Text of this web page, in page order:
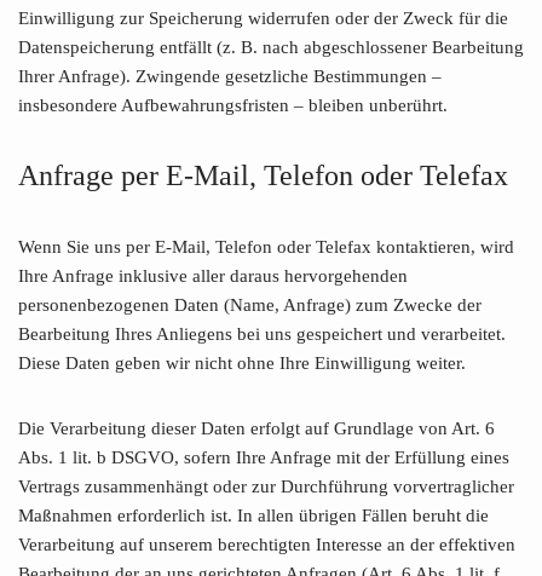
Einwilligung zur Speicherung widerrufen oder der Zweck für die
Datenspeicherung entfällt (z. B. nach abgeschlossener Bearbeitung
Ihrer Anfrage). Zwingende gesetzliche Bestimmungen –
insbesondere Aufbewahrungsfristen – bleiben unberührt.
Anfrage per E-Mail, Telefon oder Telefax
Wenn Sie uns per E-Mail, Telefon oder Telefax kontaktieren, wird
Ihre Anfrage inklusive aller daraus hervorgehenden
personenbezogenen Daten (Name, Anfrage) zum Zwecke der
Bearbeitung Ihres Anliegens bei uns gespeichert und verarbeitet.
Diese Daten geben wir nicht ohne Ihre Einwilligung weiter.
Die Verarbeitung dieser Daten erfolgt auf Grundlage von Art. 6
Abs. 1 lit. b DSGVO, sofern Ihre Anfrage mit der Erfüllung eines
Vertrags zusammenhängt oder zur Durchführung vorvertraglicher
Maßnahmen erforderlich ist. In allen übrigen Fällen beruht die
Verarbeitung auf unserem berechtigten Interesse an der effektiven